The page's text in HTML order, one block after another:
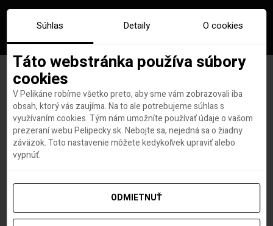
Za nezaočkovaného pasažiera
prichádajúceho do Ghany
môžu aerolinky dostať pokutu
Súhlas Detaily O cookies
Táto webstránka používa súbory
cookies
V Pelikáne robíme všetko preto, aby sme vám zobrazovali iba
obsah, ktorý vás zaujíma. Na to ale potrebujeme súhlas s
využívaním cookies. Tým nám umožníte používať údaje o vašom
prezeraní webu Pelipecky.sk. Nebojte sa, nejedná sa o žiadny
záväzok. Toto nastavenie môžete kedykoľvek upraviť alebo
vypnúť.
ODMIETNUŤ